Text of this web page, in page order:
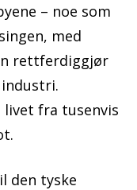
– noe som
med
rettferdiggjør
fra tusenvis
den tyske